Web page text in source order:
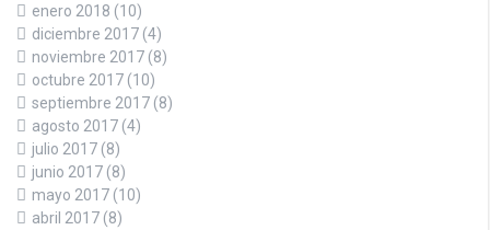
enero 2018 (10)
diciembre 2017 (4)
noviembre 2017 (8)
octubre 2017 (10)
septiembre 2017 (8)
agosto 2017 (4)
julio 2017 (8)
junio 2017 (8)
mayo 2017 (10)
abril 2017 (8)